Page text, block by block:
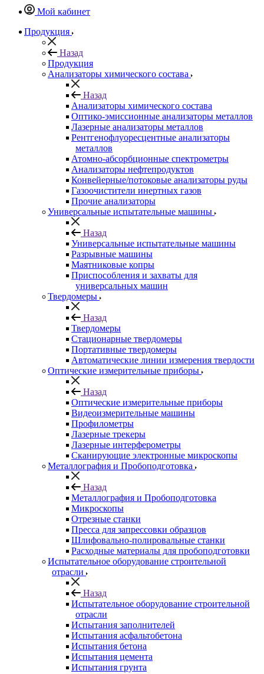
Мой кабинет
Продукция
Назад
Продукция
Анализаторы химического состава
Назад
Анализаторы химического состава
Оптико-эмиссионные анализаторы металлов
Лазерные анализаторы металлов
Рентгенофлуоресцентные анализаторы
металлов
Атомно-абсорбционные спектрометры
Анализаторы нефтепродуктов
Конвейерные/потоковые анализаторы руды
Газоочистители инертных газов
Прочие анализаторы
Универсальные испытательные машины
Назад
Универсальные испытательные машины
Разрывные машины
Маятниковые копры
Приспособления и захваты для
универсальных машин
Твердомеры
Назад
Твердомеры
Стационарные твердомеры
Портативные твердомеры
Автоматические линии измерения твердости
Оптические измерительные приборы
Назад
Оптические измерительные приборы
Видеоизмерительные машины
Профилометры
Лазерные трекеры
Лазерные интерферометры
Сканирующие электронные микроскопы
Металлография и Пробоподготовка
Назад
Металлография и Пробоподготовка
Микроскопы
Отрезные станки
Пресса для запрессовки образцов
Шлифовально-полировальные станки
Расходные материалы для пробоподготовки
Испытательное оборудование строительной
отрасли
Назад
Испытательное оборудование строительной
отрасли
Испытания заполнителей
Испытания асфальтобетона
Испытания бетона
Испытания цемента
Испытания грунта